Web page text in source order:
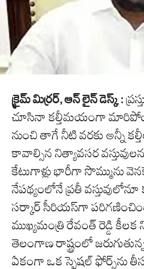
క్రైమ్ మిర్రర్, ఆన్ లైన్ డెస్క్ :
చూసినా కల్తీమయంగా
నుంచి తాగే నీటి వరకు అన్నీ
కావాల్సిన నిత్యావసర
కేటుగాళ్లు భారీగా సొమ్మును
నేపథ్యంలోనే ప్రతీ
సర్కార్ సీరియస్‌గా
ముఖ్యమంత్రి రేవంత్ రెడ్డి కీలక
తెలంగాణ రాష్ట్రంలో
ఏకంగా ఒక స్పెషల్ ఫోర్స్‌ను